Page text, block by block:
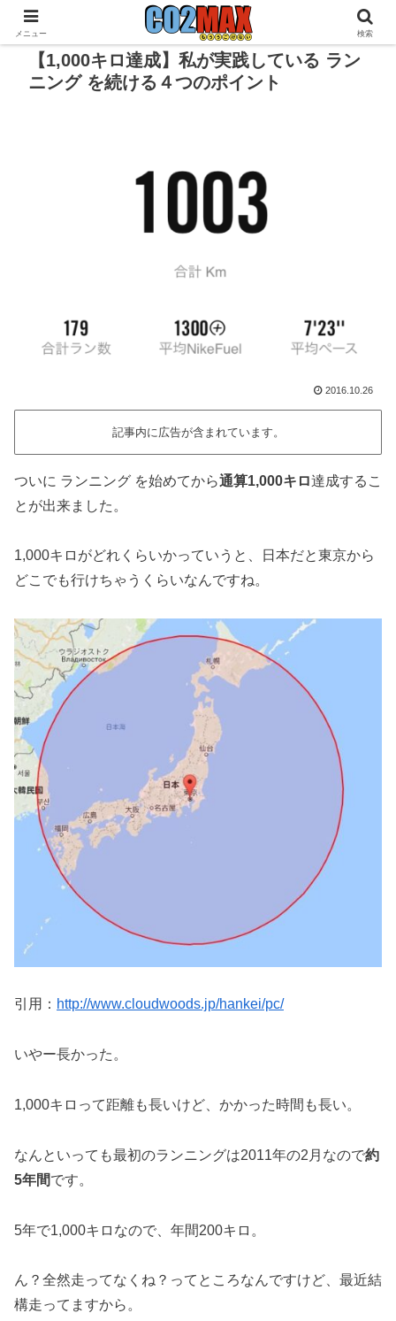
【1,000キロ達成】私が実践している ラン
ニング を続ける４つのポイント
2016.10.26
記事内に広告が含まれています。
ついに ランニング を始めてから通算1,000キロ達成するこ
とが出来ました。
1,000キロがどれくらいかっていうと、日本だと東京から
どこでも行けちゃうくらいなんですね。
引用： http://www.cloudwoods.jp/hankei/pc/
いやー長かった。
1,000キロって距離も長いけど、かかった時間も長い。
なんといっても最初のランニングは2011年の2月なので約
5年間です。
5年で1,000キロなので、年間200キロ。
ん？全然走ってなくね？ってところなんですけど、最近結
構走ってますから。
メニュー 検索